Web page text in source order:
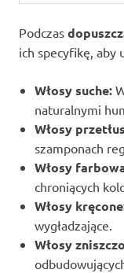
Podczas
ich specyfikę, aby
Włosy suche:
naturalnymi
Włosy
szamponach
Włosy
chroniących
Włosy
wygładzające.
Włosy